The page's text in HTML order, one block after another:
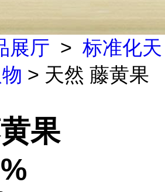
展厅 > 标准化天
> 天然 藤黄果
果